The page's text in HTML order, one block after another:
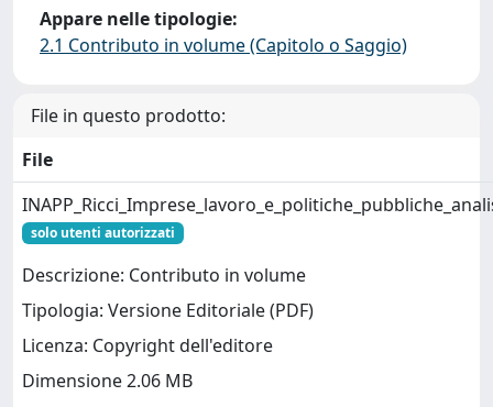
Appare nelle tipologie:
2.1 Contributo in volume (Capitolo o Saggio)
File in questo prodotto:
File
solo utenti autorizzati
Descrizione: Contributo in volume
Tipologia: Versione Editoriale (PDF)
Licenza: Copyright dell'editore
Dimensione 2.06 MB